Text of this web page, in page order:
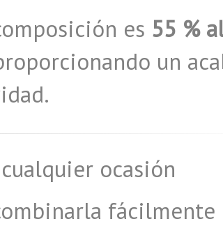
es 55 %
un
ocasión
fácilmente